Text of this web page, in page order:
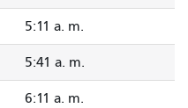
5:11 a. m.
5:41 a. m.
6:11 a. m.